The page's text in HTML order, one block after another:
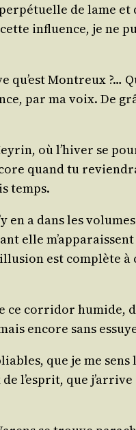
de lame et
influence, je ne
qu’est Mon­treux ?…
par ma voix. De
où l’hiver se
quand tu
temps.
en a dans les
elle
est com­plète
cor­ri­dor humide,
encore sans
que je me
l’esprit, que